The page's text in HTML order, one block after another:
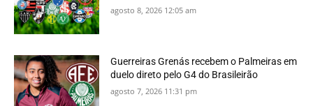
agosto 8, 2026 12:05 am
Guerreiras Grenás recebem o Palmeiras em
duelo direto pelo G4 do Brasileirão
agosto 7, 2026 11:31 pm